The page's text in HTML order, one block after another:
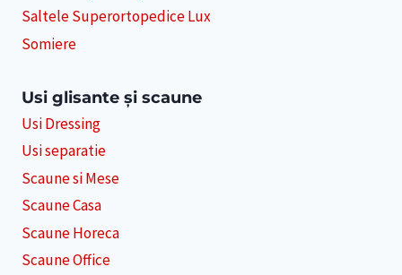
Saltele Superortopedice Lux
Somiere
Usi glisante și scaune
Usi Dressing
Usi separatie
Scaune si Mese
Scaune Casa
Scaune Horeca
Scaune Office